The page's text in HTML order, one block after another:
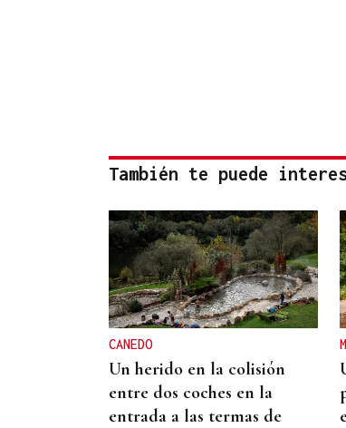
También te puede
CANEDO
Un herido en la colisión
entre dos coches en la
entrada a las termas de